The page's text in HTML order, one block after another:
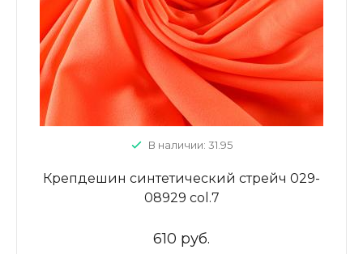
В наличии: 31.95
Крепдешин синтетический стрейч 029-
08929 col.7
610 руб.